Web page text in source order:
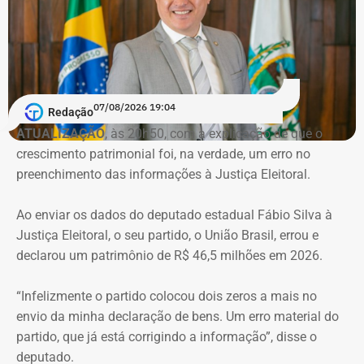
pandemia de Covid-19. Conforme a denúncia do MP, uma
empresa ligada ao empresário teria sido utilizada em
movimentações financeiras investigadas no caso.
Declaração de bens do deputado Rafael Nobre em 2022 — Foto:
Reprodução/Divulgacand
Imóvel de Eduardo Bolsonaro será leiloado por um valor 36% menor ao que
O apartamento que vai à leilão fica na Avenida Pasteu e
tem cerca de 101 metros quadrados. O imóvel se
Baía de Guanabara.
A Caixa Econômica tentou intimar pessoalmente o ex-
deputado federal. Mas como não conseguiu localizá-lo,
Redação07/08/2026 19:04
ATUALIZAÇÃO, às 20h50, com a explicação de que o
crescimento patrimonial foi, na verdade, um erro no
preenchimento das informações à Justiça Eleitoral.
Ao enviar os dados do deputado estadual Fábio Silva à
Justiça Eleitoral, o seu partido, o União Brasil, errou e
declarou um patrimônio de R$ 46,5 milhões em 2026.
“Infelizmente o partido colocou dois zeros a mais no
envio da minha declaração de bens. Um erro material do
partido, que já está corrigindo a informação”, disse o
deputado.